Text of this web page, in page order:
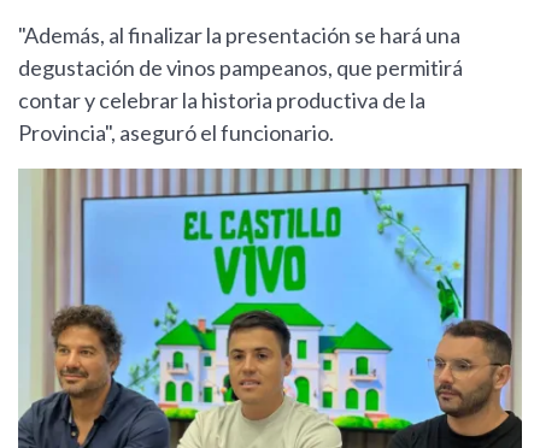
"Además, al finalizar la presentación se hará una
degustación de vinos pampeanos, que permitirá
contar y celebrar la historia productiva de la
Provincia", aseguró el funcionario.